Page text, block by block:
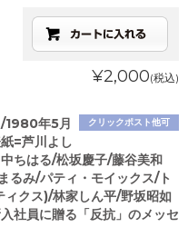
¥2,000(税込)
クリックポスト他可
1980年5月
=芦川よし
ちはる/松坂慶子/藤谷美和
るみ/パティ・モイックス/ト
ィクス)/林家しん平/野坂昭如
社員に贈る「反抗」のメッセ